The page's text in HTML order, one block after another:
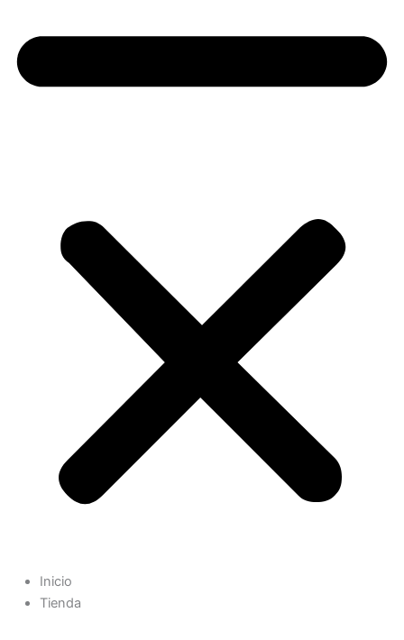
Inicio
Tienda